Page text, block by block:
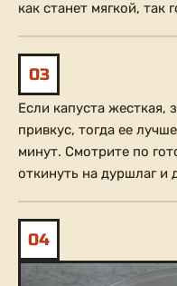
как станет мягкой, так
03
Если капуста жесткая,
привкус, тогда ее
минут. Смотрите по
откинуть на дуршлаг и
04